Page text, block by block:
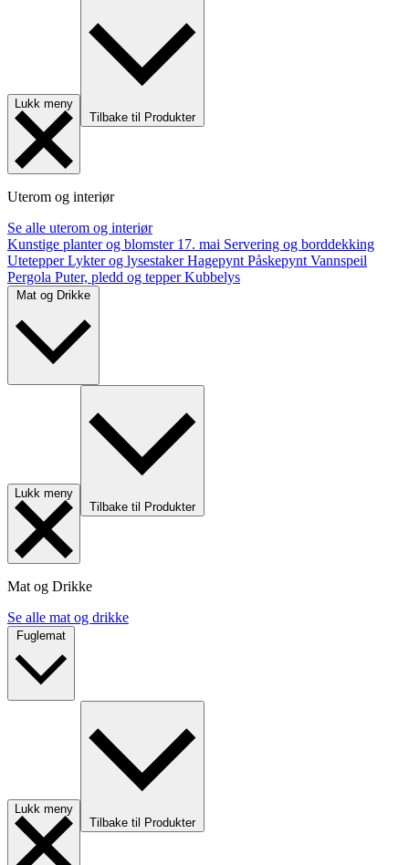
Lukk meny
Tilbake til Produkter
Uterom og interiør
Se alle uterom og interiør
Kunstige planter og blomster 17. mai Servering og borddekking
UtetepperLykter og lysestakerHagepynt Påskepynt Vannspeil
Pergola Puter, pledd og tepperKubbelys
Lukk meny
Tilbake til Produkter
Mat og Drikke
Se alle mat og drikke
Lukk meny
Tilbake til Produkter